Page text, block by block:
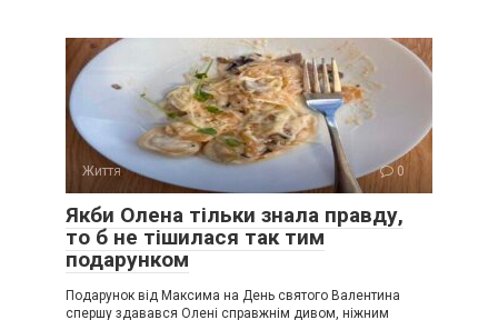
Життя 0
Якби Олена тільки знала правду,
то б не тішилася так тим
подарунком
Подарунок від Максима на День святого Валентина
спершу здавався Олені справжнім дивом, ніжним